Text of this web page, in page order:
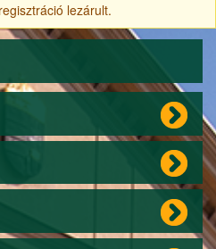
üzenet
lezárult.